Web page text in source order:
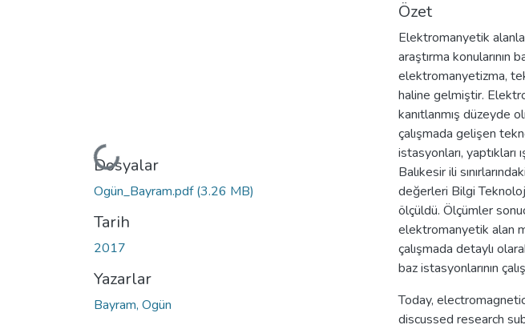
Yükleniyor...
Dosyalar
Ogün_Bayram.pdf(3.26 MB)
Tarih
2017
Yazarlar
Bayram, Ogün
Özet
Elektromanyetik
araştırma konularının
elektromanyetizma,
haline gelmiştir.
kanıtlanmış düzeyde
çalışmada gelişen
istasyonları, yaptıkları
Balıkesir ili
değerleri Bilgi
ölçüldü. Ölçümler
elektromanyetik alan
çalışmada detaylı
baz istasyonlarının
Today,
discussed research